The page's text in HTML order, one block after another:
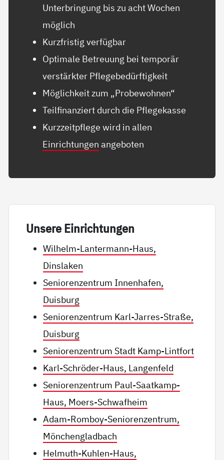
Unterbringung bis zu acht Wochen
möglich
Kurzfristig verfügbar
Optimale Betreuung bei temporär
verstärkter Pflegebedürftigkeit
Möglichkeit zum „Probewohnen“
Teilfinanziert durch die Pflegekasse
Kurzzeitpflege wird in allen
Einrichtungen angeboten
Un­se­re Ein­rich­tun­gen
Wilhelm-Lantermann-Haus,
Dinslaken
Seniorenzentrum Innenhafen,
Duisburg
Seniorenzentrum Karl-Jarres-Straße,
Duisburg
Seniorenzentrum Stadt Kamp-Lintfort
Karl-Schröder-Haus, Langenfeld
Seniorenzentrum Paul-Saatkamp-
Haus, Moers-Schwafheim
Adam-Romboy-Seniorenzentrum,
Mönchengladbach
Helmuth-Kuhlen-Haus,